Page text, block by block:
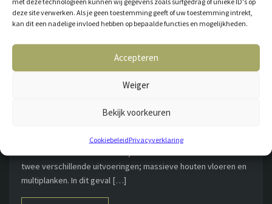
deze site verwerken. Als je geen toestemming geeft of uw toestemming intrekt,
kan dit een nadelige invloed hebben op bepaalde functies en mogelijkheden.
Accepteren
Weiger
Bekijk voorkeuren
CookiebeleidPrivacyverklaring
belang om de juiste ondervloer hiervoor te kiezen.
en werken eventuele oneffenheden in de ondergrond weg.
twee verschillende uitvoeringen; massieve houten vloeren en
multiplanken. In dit geval […]